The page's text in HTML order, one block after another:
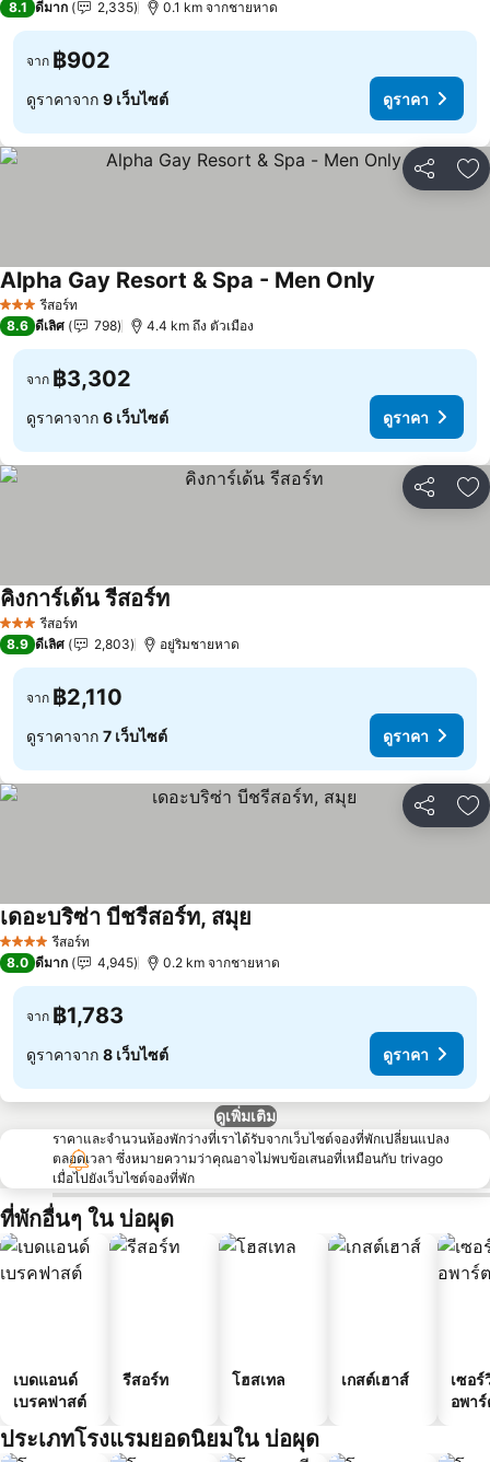
8.1 ดีมาก 2,335 0.1 km จากชายหาด
จาก ฿902
ดูราคาจาก 9 เว็บไซต์ ดูราคา
แชร์ เ
3 ดาว รีสอร์ท
Alpha Gay Resort & Spa - Men Only
8.6 ดีเลิศ 798 4.4 km ถึง ตัวเมือง
จาก ฿3,302
ดูราคาจาก 6 เว็บไซต์ ดูราคา
แชร์ เ
3 ดาว รีสอร์ท
คิงการ์เด้น รีสอร์ท
8.9 ดีเลิศ 2,803 อยู่ริมชายหาด
จาก ฿2,110
ดูราคาจาก 7 เว็บไซต์ ดูราคา
แชร์ เ
4 ดาว รีสอร์ท
เดอะบริซ่า บีชรีสอร์ท, สมุย
8.0 ดีมาก 4,945 0.2 km จากชายหาด
จาก ฿1,783
ดูราคาจาก 8 เว็บไซต์ ดูราคา
ดูเพิ่มเติม
ราคาและจำนวนห้องพักว่างที่เราได้รับจากเว็บไซต์จองที่พักเปลี่ยนแปลง
ตลอดเวลา ซึ่งหมายความว่าคุณอาจไม่พบข้อเสนอที่เหมือนกับ trivago
เมื่อไปยังเว็บไซต์จองที่พัก
ที่พักอื่นๆ ใน บ่อผุด
เบดแอนด์
เบรคฟาสต์
รีสอร์ท โฮสเทล เกสต์เฮาส์
เซอร์
อพา
ประเภทโรงแรมยอดนิยมใน บ่อผุด